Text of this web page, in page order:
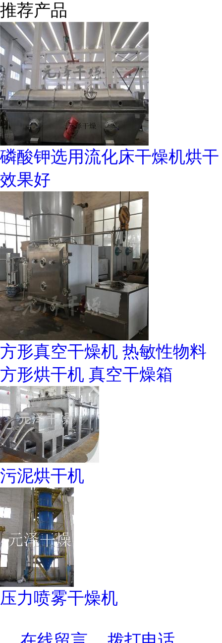
推荐产品
磷酸钾选用流化床干燥机烘干
效果好
方形真空干燥机 热敏性物料
方形烘干机 真空干燥箱
污泥烘干机
压力喷雾干燥机